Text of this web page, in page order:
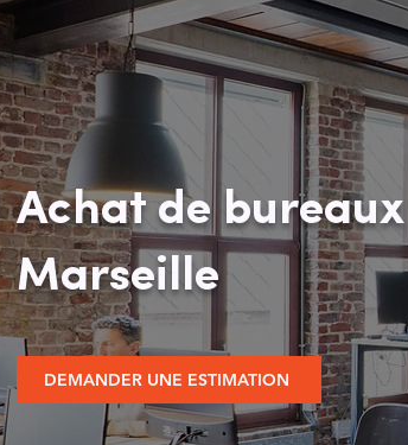
Achat de
Marseille
DEMANDER UNE ESTIMATION